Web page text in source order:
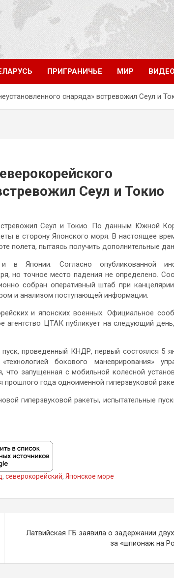
ПРИГРАНИЧЬЕ МИР ВИДЕО
снаряда» встревожил Сеул и
Сеул и Токио
встревожил Сеул и Токио. По данным Южной
в сторону Японского моря. В настоящее
полета, пытаясь получить дополнительные
и в Японии. Согласно опубликованной
но точное место падения не определено.
собран оперативный штаб при
и анализом поступающей информации.
и японских военных. Официальное
агентство ЦТАК публикует на следующий
проведенный КНДР, первый состоялся 5
бокового маневрирования»
что запущенная с мобильной колесной
прошлого года одноименной гиперзвуковой
гиперзвуковой ракеты, испытательные
, северокорейский, Японское море
Латвийская ГБ заявила о задержании
за «шпионаж на